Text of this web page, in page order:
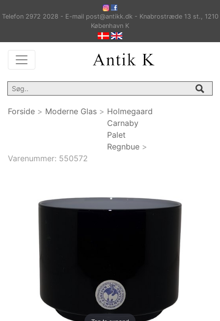
Telefon 2972 2028 - E-mail post@antikk.dk - Knabrostræde 13 st., 1210
København K
Forside > Moderne Glas > Holmegaard
Carnaby
Palet
Regnbue >
Varenummer: 550572